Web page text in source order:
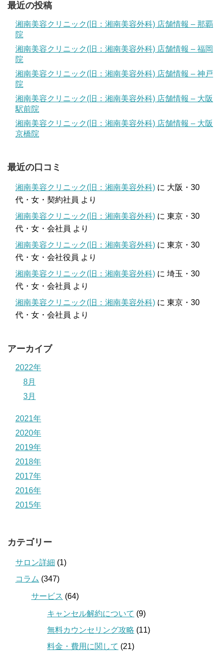
最近の投稿
湘南美容クリニック(旧：湘南美容外科) 店舗情報 – 那覇
院
湘南美容クリニック(旧：湘南美容外科) 店舗情報 – 福岡
院
湘南美容クリニック(旧：湘南美容外科) 店舗情報 – 神戸
院
湘南美容クリニック(旧：湘南美容外科) 店舗情報 – 大阪
駅前院
湘南美容クリニック(旧：湘南美容外科) 店舗情報 – 大阪
京橋院
最近の口コミ
湘南美容クリニック(旧：湘南美容外科) に 大阪・30
代・女・契約社員 より
湘南美容クリニック(旧：湘南美容外科) に 東京・30
代・女・会社員 より
湘南美容クリニック(旧：湘南美容外科) に 東京・30
代・女・会社役員 より
湘南美容クリニック(旧：湘南美容外科) に 埼玉・30
代・女・会社員 より
湘南美容クリニック(旧：湘南美容外科) に 東京・30
代・女・会社員 より
アーカイブ
2022年
8月
3月
2021年
2020年
2019年
2018年
2017年
2016年
2015年
カテゴリー
サロン詳細 (1)
コラム (347)
サービス (64)
キャンセル解約について (9)
無料カウンセリング攻略 (11)
料金・費用に関して (21)